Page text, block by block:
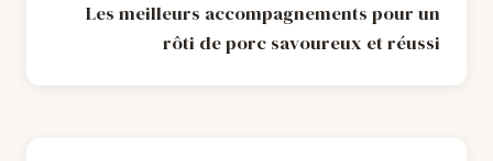
Les meilleurs accompagnements pour un
rôti de porc savoureux et réussi